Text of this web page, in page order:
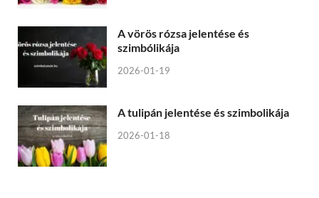
A vörös rózsa jelentése és
szimbólikája
2026-01-19
A tulipán jelentése és szimbolikája
2026-01-18